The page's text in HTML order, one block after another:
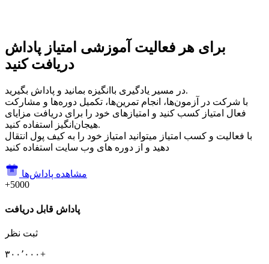
برای هر فعالیت آموزشی امتیاز پاداش
دریافت کنید
در مسیر یادگیری باانگیزه بمانید و پاداش بگیرید.
با شرکت در آزمون‌ها، انجام تمرین‌ها، تکمیل دوره‌ها و مشارکت
فعال امتیاز کسب کنید و امتیازهای خود را برای دریافت مزایای
هیجان‌انگیز استفاده کنید.
با فعالیت و کسب امتیاز میتوانید امتیاز خود را به کیف پول انتقال
دهید و از دوره های وب سایت استفاده کنید
مشاهده پاداش‌ها
+5000
پاداش قابل دریافت
ثبت نظر
۳۰۰٬۰۰۰+